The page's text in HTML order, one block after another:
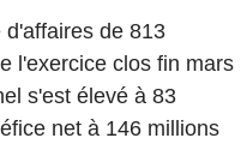
de 813
l'exercice clos fin mars
s'est élevé à 83
net à 146 millions